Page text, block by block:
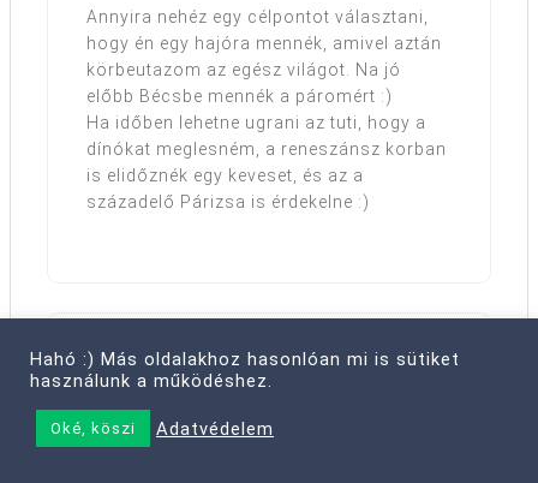
Annyira nehéz egy célpontot választani,
hogy én egy hajóra mennék, amivel aztán
körbeutazom az egész világot. Na jó
előbb Bécsbe mennék a páromért :)
Ha időben lehetne ugrani az tuti, hogy a
dínókat meglesném, a reneszánsz korban
is elidőznék egy keveset, és az a
századelő Párizsa is érdekelne :)
MeDana mondta
Hahó :) Más oldalakhoz hasonlóan mi is sütiket
használunk a működéshez.
Oké, köszi Adatvédelem